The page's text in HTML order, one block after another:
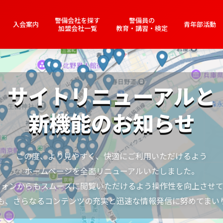
入会案内
警備会社を探す
加盟会社一覧
警備員の
教育・講習・検定
青年部活動
ードくん＆ガドワンく
ース2026」へエン
全警協公式キャラクター「ガードくん＆ガドワンくん」が
最大級のゆるキャラの祭典「ゆるバース2026」へエントリ
ぜひ応援をお願いいたします！
投票期間・方法などは下記のリンクよりご確認ください。
サイトリニューアルと
新機能のお知らせ
この度、より見やすく、快適にご利用いただけるよう
ホームページを全面リニューアルいたしました。
ンからもスムーズに閲覧いただけるよう操作性を向上させ
、さらなるコンテンツの充実と迅速な情報発信に努めてまい
安全を守る警備員への
カスハラ防止のお願い
過ごせる環境づくりのため、警備員への節度ある対応をお願
過度な要求や暴言は、安全監視業務の妨げとなります。
警備員の尊厳を守り、その能力を最大限に発揮できるよう、
皆様のご理解とご協力をお願い申し上げます。
業務の品質維持に向
備料金の適正化に向け
昨今の人手不足に伴う人件費上昇や採用コストの高騰を受け、
適正取引による警備料金の適正化を推進しております。
将来に向けて万全な警備体制と安全・安心をお届けするため
何卒ご理解とご協力をお願い申し上げます。
研修会について
警備業界を取り巻く経営環境の変化や人手不足、
最新のテクノロジー活用といった喫緊の課題への対応力を
高めることを目的に実施いたしました。
当日は参加者同士の活発な意見交換が行われました。
議論された主要な成果と今後の展望について報告いたします。